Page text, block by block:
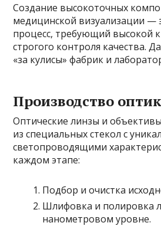
Создание высокоточных
медицинской визуализации —
процесс, требующий высокой
строгого контроля качества.
«за кулисы» фабрик и
Производство
Оптические линзы и
из специальных стекол с
светопроводящими
каждом этапе:
Подбор и очистка
Шлифовка и полировка
нанометровом уровне.